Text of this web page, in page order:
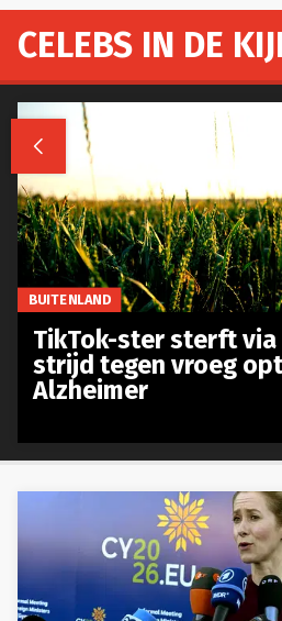
CELEBS IN DE

BUITENLAND
TikTok-ster sterft via
strijd tegen vroeg
Alzheimer